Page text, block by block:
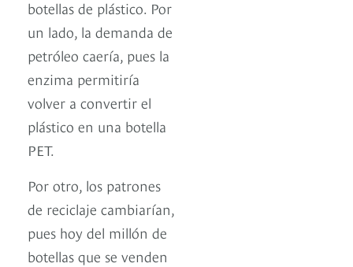
botellas de plástico. Por
un lado, la demanda de
petróleo caería, pues la
enzima permitiría
volver a convertir el
plástico en una botella
PET.
Por otro, los patrones
de reciclaje cambiarían,
pues hoy del millón de
botellas que se venden